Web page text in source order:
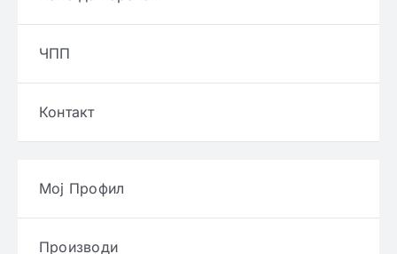
ЧПП
Контакт
Мој Профил
Производи